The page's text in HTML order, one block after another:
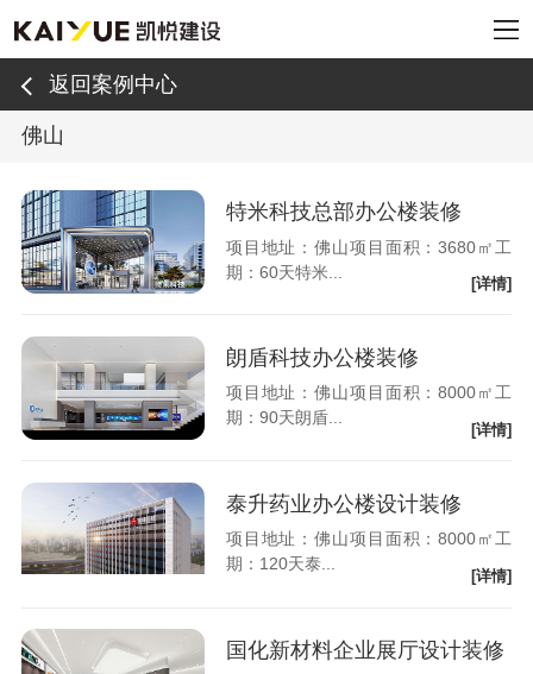
返回案例中心
佛山
特米科技总部办公楼装修
项目地址：佛山项目面积：3680㎡工
期：60天特米...
[详情]
朗盾科技办公楼装修
项目地址：佛山项目面积：8000㎡工
期：90天朗盾...
[详情]
泰升药业办公楼设计装修
项目地址：佛山项目面积：8000㎡工
期：120天泰...
[详情]
国化新材料企业展厅设计装修